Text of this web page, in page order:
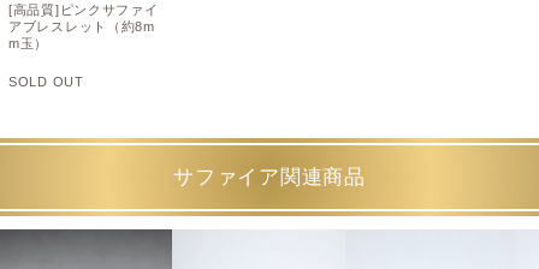
[高品質]ピンクサファイ
アブレスレット（約8m
m玉）
SOLD OUT
サファイア関連商品